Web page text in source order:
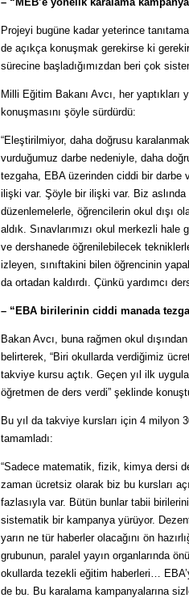
Projeyi bugüne kadar yeterince
de açıkça konuşmak gerekirse ki
sürecine başladığımızdan beri çok
Milli Eğitim Bakanı Avcı, her
konuşmasını şöyle sürdürdü:
“Eleştirilmiyor, daha doğrusu
vurduğumuz darbe nedeniyle, daha
tezgaha, EBA üzerinden ciddi bir darbe
ilişki var. Şöyle bir ilişki var. Biz aslında
düzenlemelerle, öğrencilerin okul dışı
aldık. Sınavlarımızı okul merkezli
ve dershanede öğrenilebilecek
izleyen, sınıftakini bilen öğrencinin
da ortadan kaldırdı. Çünkü yardımcı
– “EBA birilerinin ciddi manada
Bakan Avcı, buna rağmen okul
belirterek, “Biri okullarda verdiğimiz
takviye kursu açtık. Geçen yıl ilk
öğretmen de ders verdi” şeklinde
Bu yıl da takviye kursları için 4 milyon
tamamladı:
“Sadece matematik, fizik, kimya dersi
zaman ücretsiz olarak biz bu kursları
fazlasıyla var. Bütün bunlar tabii
sistematik bir kampanya yürüyor.
yarın ne tür haberler olacağını ön
grubunun, paralel yayın organlarında
okullarda tezekli eğitim haberleri…
de bu. Bu karalama kampanyalarına